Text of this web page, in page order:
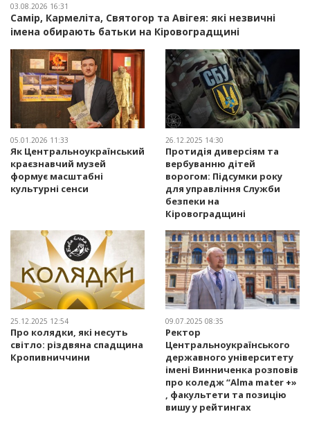
03.08.2026 16:31
Самір, Кармеліта, Святогор та Авігея: які незвичні
імена обирають батьки на Кіровоградщині
05.01.2026 11:33
Як Центральноукраїнський
краєзнавчий музей
формує масштабні
культурні сенси
26.12.2025 14:30
Протидія диверсіям та
вербуванню дітей
ворогом: Підсумки року
для управління Служби
безпеки на
Кіровоградщині
25.12.2025 12:54
Про колядки, які несуть
світло: різдвяна спадщина
Кропивниччини
09.07.2025 08:35
Ректор
Центральноукраїнського
державного університету
імені Винниченка розповів
про коледж “Alma mater +»
, факультети та позицію
вишу у рейтингах